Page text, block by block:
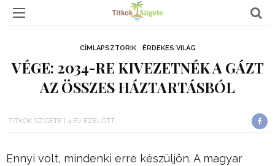
CÍMLAPSZTORIK ÉRDEKES VILÁG
VÉGE: 2034-RE KIVEZETNÉK A GÁZT
AZ ÖSSZES HÁZTARTÁSBÓL
TITKOK SZIGETE 4 ÉV EZELŐTT
Ennyi volt, mindenki erre készüljön. A magyar